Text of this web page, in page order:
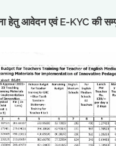
हेतु आवेदन एवं E-KYC की